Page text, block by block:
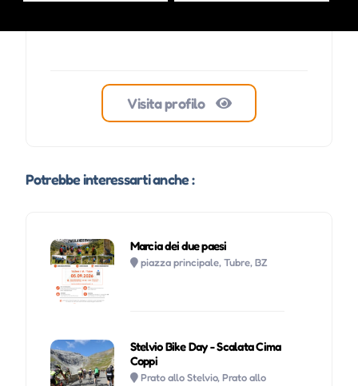
Visita profilo
Potrebbe interessarti anche :
Marcia dei due paesi
piazza principale, Tubre, BZ
Stelvio Bike Day - Scalata Cima
Coppi
Prato allo Stelvio, Prato allo